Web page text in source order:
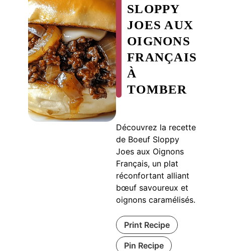
SLOPPY
JOES AUX
OIGNONS
FRANÇAIS
À
TOMBER
Découvrez la recette
de Boeuf Sloppy
Joes aux Oignons
Français, un plat
réconfortant alliant
bœuf savoureux et
oignons caramélisés.
Print Recipe
Pin Recipe